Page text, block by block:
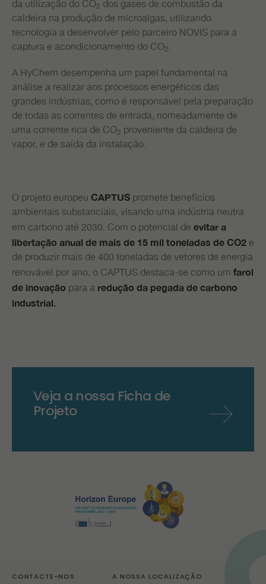
da utilização do CO2 dos gases de combustão da
caldeira na produção de microalgas, utilizando
tecnologia a desenvolver pelo parceiro NOVIS para a
captura e acondicionamento do CO2.
A HyChem desempenha um papel fundamental na
análise a realizar aos processos energéticos das
grandes indústrias, como é responsável pela preparação
de todas as correntes de entrada, nomeadamente de
uma corrente rica de CO2 proveniente da caldeira de
vapor, e de saída da instalação.
O projeto europeu CAPTUS promete benefícios
ambientais substanciais, visando uma indústria neutra
em carbono até 2030. Com o potencial de evitar a
libertação anual de mais de 15 mil toneladas de CO2 e
de produzir mais de 400 toneladas de vetores de energia
renovável por ano, o CAPTUS destaca-se como um farol
de inovação para a redução da pegada de carbono
industrial.
Veja a nossa Ficha de
Projeto
CONTACTE-NOS A NOSSA LOCALIZAÇÃO